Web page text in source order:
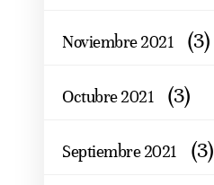
Noviembre 2021 (3)
Octubre 2021 (3)
Septiembre 2021 (3)